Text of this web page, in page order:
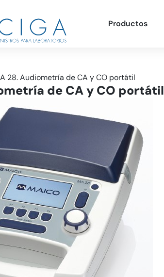
Productos
28. Audiometría de CA y CO portátil
de CA y CO portátil